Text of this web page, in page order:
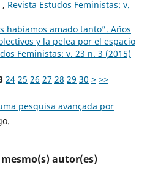
, Revista Estudos Feministas: v.
habíamos amado tanto”. Años
y la pelea por el espacio
Feministas: v. 23 n. 3 (2015)
24 25 26 27 28 29 30 > >>
pesquisa avançada por
autor(es)